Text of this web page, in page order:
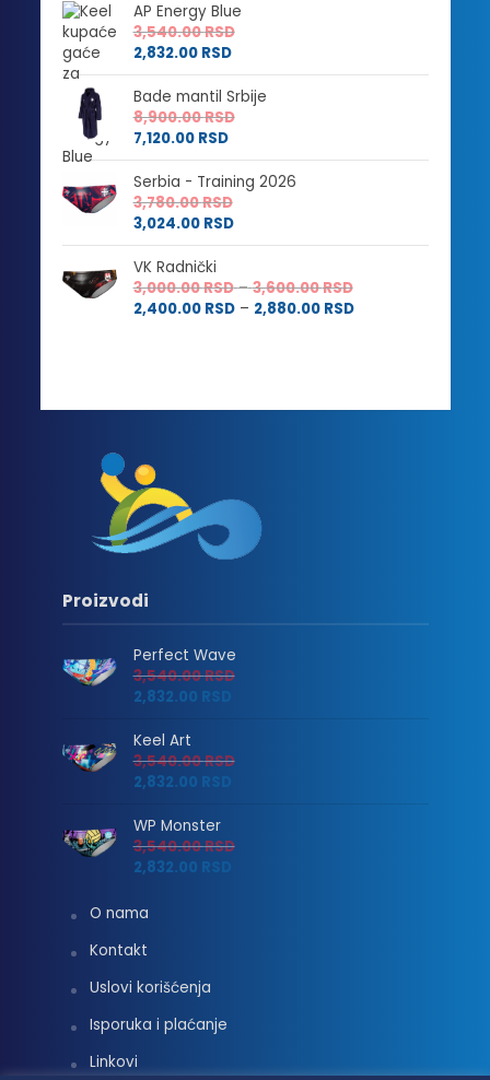
2,832.00 RSD
AP Energy Blue
3,540.00RSD
2,832.00 RSD
Bade mantil Srbije
8,900.00RSD
7,120.00 RSD
Serbia - Training 2026
3,780.00RSD
3,024.00 RSD
VK Radnički
3,000.00RSD – 3,600.00RSDRaspon
cena:
2,400.00 RSD – 2,880.00 RSDRaspon
2,880.00 RSD
Proizvodi
Perfect Wave
3,540.00RSD
2,832.00 RSD
Keel Art
3,540.00RSD
2,832.00 RSD
WP Monster
3,540.00RSD
2,832.00 RSD
O nama
Kontakt
Uslovi korišćenja
Isporuka i plaćanje
Linkovi